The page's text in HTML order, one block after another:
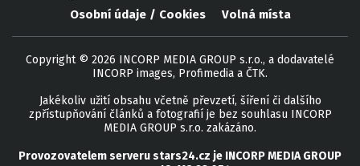
Osobní údaje / Cookies
Volná místa
Copyright © 2026 INCORP MEDIA GROUP s.r.o., a dodavatelé
INCORP images, Profimedia a ČTK.
Jakékoliv užití obsahu včetně převzetí, šíření či dalšího
zpřístupňování článků a fotografií je bez souhlasu INCORP
MEDIA GROUP s.r.o. zakázáno.
Provozovatelem serverustars24.cz je INCORP MEDIA GROUP